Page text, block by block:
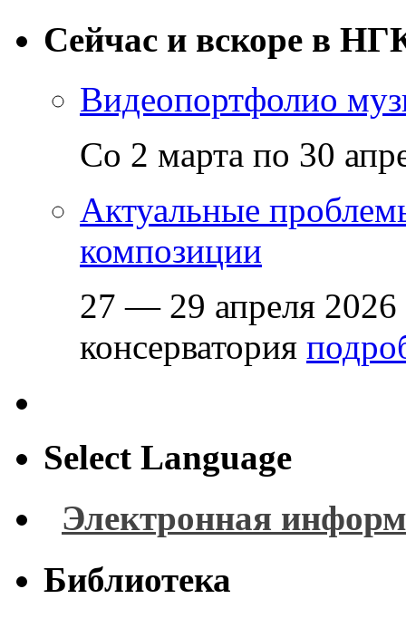
Сейчас и вскоре в
Видеопортфолио
Со 2 марта по 30
Актуальные
композиции
27 — 29 апреля 2026
консерватория
Select Language
Электронная
Библиотека